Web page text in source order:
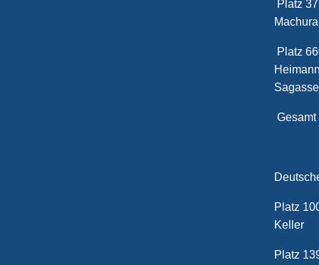
Platz
Machura
Platz
Platz
Keller
Platz